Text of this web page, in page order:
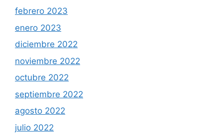
febrero 2023
enero 2023
diciembre 2022
noviembre 2022
octubre 2022
septiembre 2022
agosto 2022
julio 2022